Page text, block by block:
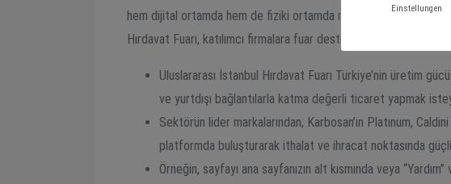
hem dijital ortamda hem de fiziki ortamda muhafaza altında
Hırdavat Fuarı, katılımcı firmalara fuar desteği sağlıyor.
Uluslararası İstanbul Hırdavat Fuarı Türkiye’nin üretim
ve yurtdışı bağlantılarla katma değerli ticaret yapmak
Sektörün lider markalarından; Karbosan’ın Platınum,
platformda buluşturarak ithalat ve ihracat noktasında
Örneğin, sayfayı ana sayfanızın alt kısmında veya
Einstellungen